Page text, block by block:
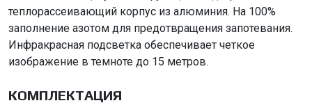
теплорассеивающий корпус из алюминия. На 100%
заполнение азотом для предотвращения запотевания.
Инфракрасная подсветка обеспечивает четкое
изображение в темноте до 15 метров.
КОМПЛЕКТАЦИЯ